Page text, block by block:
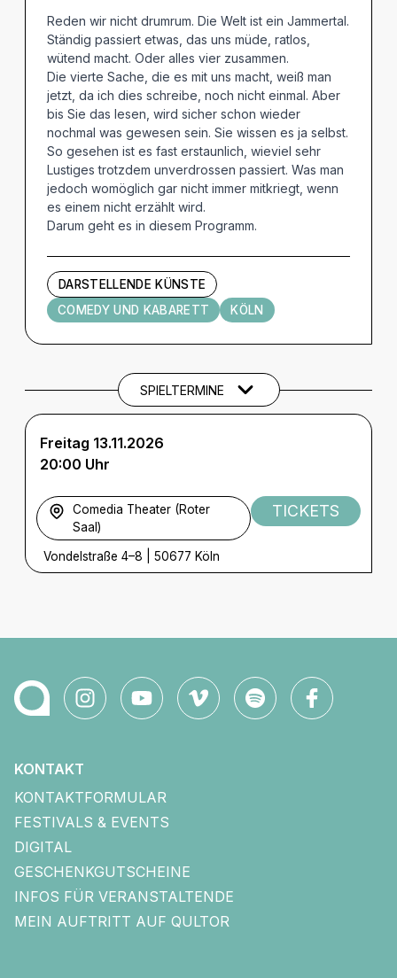
Reden wir nicht drumrum. Die Welt ist ein Jammertal.
Ständig passiert etwas, das uns müde, ratlos,
wütend macht. Oder alles vier zusammen.
Die vierte Sache, die es mit uns macht, weiß man
jetzt, da ich dies schreibe, noch nicht einmal. Aber
bis Sie das lesen, wird sicher schon wieder
nochmal was gewesen sein. Sie wissen es ja selbst.
So gesehen ist es fast erstaunlich, wieviel sehr
Lustiges trotzdem unverdrossen passiert. Was man
jedoch womöglich gar nicht immer mitkriegt, wenn
es einem nicht erzählt wird.
Darum geht es in diesem Programm.
DARSTELLENDE KÜNSTE
COMEDY UND KABARETT
KÖLN
Termine und Tickets
SPIELTERMINE
Freitag 13.11.2026
20:00 Uhr
Comedia Theater (Roter
Saal)
Vondelstraße 4–8 50677 Köln
TICKETS
KONTAKT
KONTAKTFORMULAR
FESTIVALS & EVENTS
DIGITAL
GESCHENKGUTSCHEINE
INFOS FÜR VERANSTALTENDE
MEIN AUFTRITT AUF QULTOR